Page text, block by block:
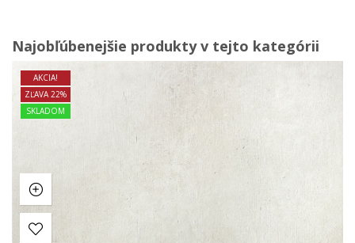
Najobľúbenejšie produkty v tejto kategórii
AKCIA!
ZĽAVA 22%
SKLADOM